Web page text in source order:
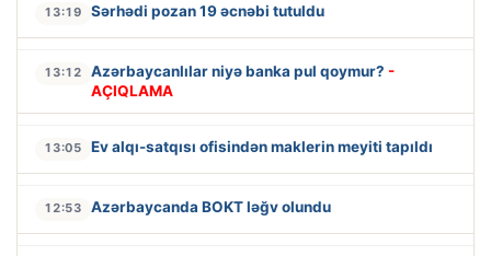
13:19 Sərhədi pozan 19 əcnəbi tutuldu
13:12 Azərbaycanlılar niyə banka pul qoymur? -
AÇIQLAMA
13:05 Ev alqı-satqısı ofisindən maklerin meyiti tapıldı
12:53 Azərbaycanda BOKT ləğv olundu